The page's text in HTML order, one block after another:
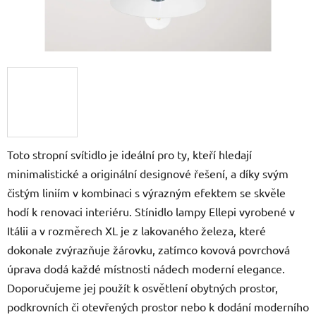
Toto stropní svítidlo je ideální pro ty, kteří hledají
minimalistické a originální designové řešení, a díky svým
čistým liniím v kombinaci s výrazným efektem se skvěle
hodí k renovaci interiéru. Stínidlo lampy Ellepi vyrobené v
Itálii a v rozměrech XL je z lakovaného železa, které
dokonale zvýrazňuje žárovku, zatímco kovová povrchová
úprava dodá každé místnosti nádech moderní elegance.
Doporučujeme jej použít k osvětlení obytných prostor,
podkrovních či otevřených prostor nebo k dodání moderního